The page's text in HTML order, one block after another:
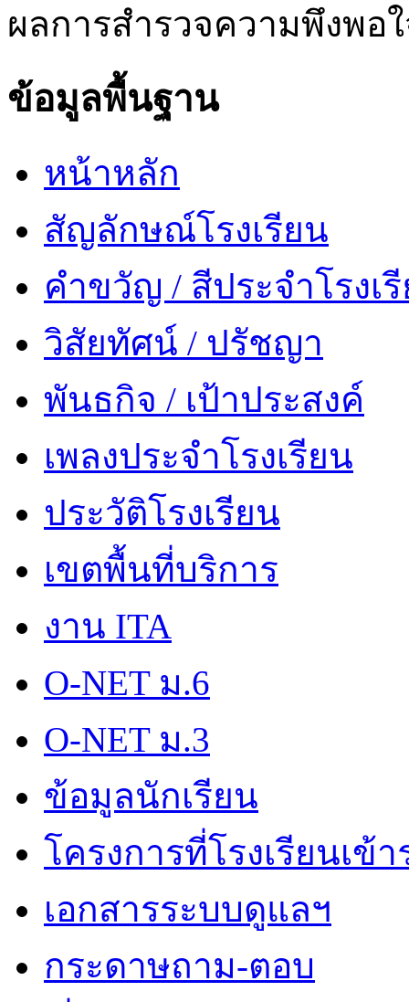
ผลการสำรวจความพึงพอ
ข้อมูลพื้นฐาน
หน้าหลัก
สัญลักษณ์โรงเรียน
คำขวัญ / สีประจำโรงเ
วิสัยทัศน์ / ปรัชญา
พันธกิจ / เป้าประสงค์
เพลงประจำโรงเรียน
ประวัติโรงเรียน
เขตพื้นที่บริการ
งาน ITA
O-NET ม.6
O-NET ม.3
ข้อมูลนักเรียน
โครงการที่โรงเรียนเข้
เอกสารระบบดูแลฯ
กระดาษถาม-ตอบ